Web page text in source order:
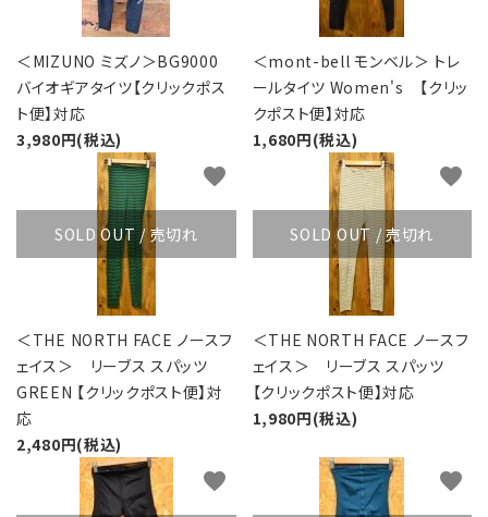
＜MIZUNO ミズノ＞BG9000
バイオギアタイツ【クリックポス
ト便】対応
3,980円(税込)
＜mont-bell モンベル＞ トレ
ールタイツ Women's 【クリッ
クポスト便】対応
1,680円(税込)
SOLD OUT / 売切れ
＜THE NORTH FACE ノースフ
ェイス＞ リーブス スパッツ
GREEN 【クリックポスト便】対
応
2,480円(税込)
favorite
SOLD OUT / 売切れ
＜THE NORTH FACE ノースフ
ェイス＞ リーブス スパッツ
【クリックポスト便】対応
1,980円(税込)
favorite
favorite favorite